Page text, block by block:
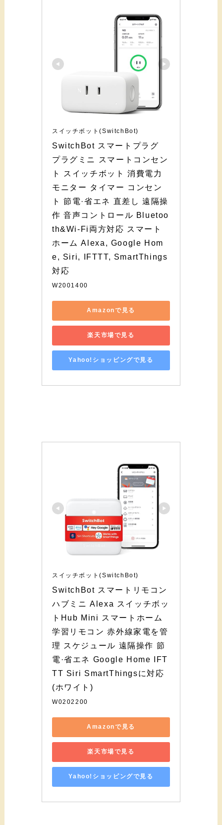
スイッチボット(SwitchBot)
SwitchBot スマートプラグ
プラグミニ スマートコンセン
ト スイッチボット 消費電力
モニター タイマー コンセン
ト 節電·省エネ 直差し 遠隔操
作 音声コントロール Bluetoo
th&Wi-Fi両方対応 スマート
ホーム Alexa, Google Hom
e, Siri, IFTTT, SmartThings
対応
W2001400
Amazonで見る
楽天市場で見る
Yahoo!ショッピングで見る
スイッチボット(SwitchBot)
SwitchBot スマートリモコン
ハブミニ Alexa スイッチボッ
トHub Mini スマートホーム
学習リモコン 赤外線家電を管
理 スケジュール 遠隔操作 節
電·省エネ Google Home IFT
TT Siri SmartThingsに対応
(ホワイト)
W0202200
Amazonで見る
楽天市場で見る
Yahoo!ショッピングで見る